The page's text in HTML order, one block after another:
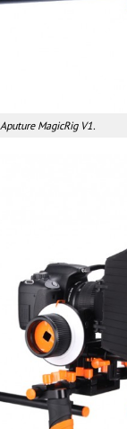
Aputure MagicRig V1.